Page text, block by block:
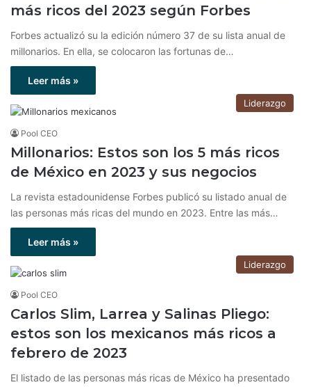
más ricos del 2023 según Forbes
Forbes actualizó su la edición número 37 de su lista anual de
millonarios. En ella, se colocaron las fortunas de…
Leer más »
Liderazgo
Pool CEO
Millonarios: Estos son los 5 más ricos
de México en 2023 y sus negocios
La revista estadounidense Forbes publicó su listado anual de
las personas más ricas del mundo en 2023. Entre las más…
Leer más »
Liderazgo
Pool CEO
Carlos Slim, Larrea y Salinas Pliego:
estos son los mexicanos más ricos a
febrero de 2023
El listado de las personas más ricas de México ha presentado